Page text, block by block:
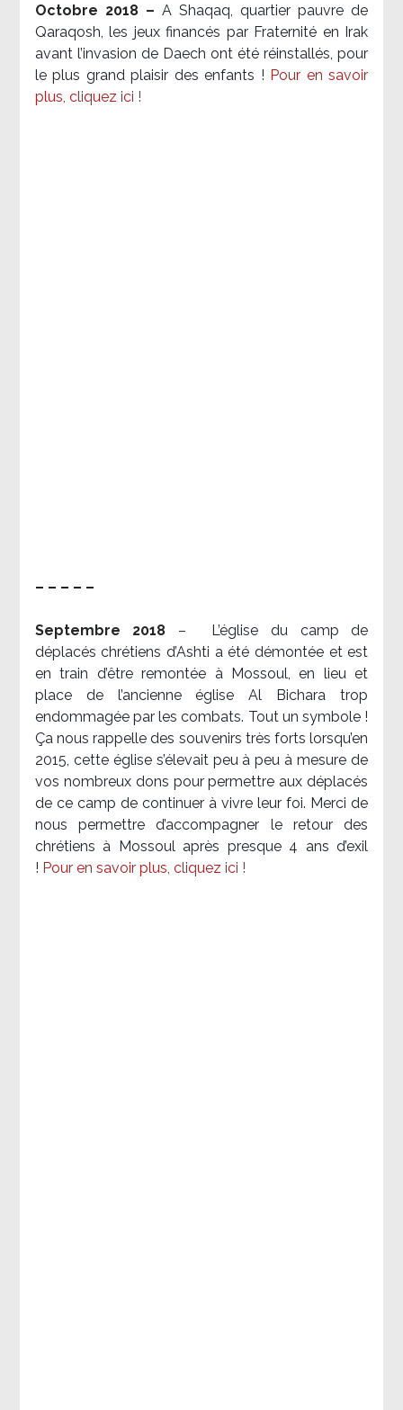
Octobre 2018 – A Shaqaq, quartier pauvre de
Qaraqosh, les jeux financés par Fraternité en Irak​
avant l’invasion de Daech ont été réinstallés, pour
le plus grand plaisir des enfants ! Pour en savoir
plus, cliquez ici !
– – – – –
Septembre 2018 –
L’église du camp de
déplacés chrétiens d’Ashti a été démontée et est
en train d’être remontée à Mossoul, en lieu et
place de l’ancienne église Al Bichara trop
endommagée par les combats. Tout un symbole !
Ça nous rappelle des souvenirs très forts lorsqu’en
2015, cette église s’élevait peu à peu à mesure de
vos nombreux dons pour permettre aux déplacés
de ce camp de continuer à vivre leur foi. Merci de
nous permettre d’accompagner le retour des
chrétiens à Mossoul après presque 4 ans d’exil
! Pour en savoir plus, cliquez ici !